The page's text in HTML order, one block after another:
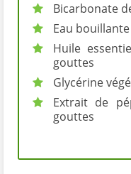
Bicarbonate
Eau
Huile
gouttes
Glycérine
Extrait de
gouttes